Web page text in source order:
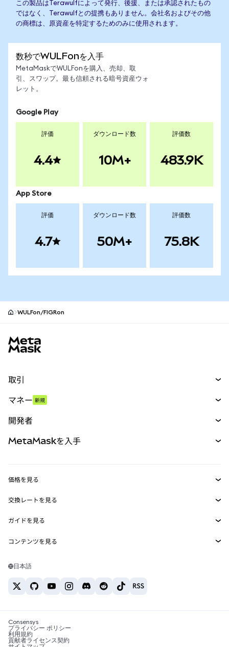
この製品はTerawulfによって発行、後援、または承認されたもの
ではなく、Terawulfとの提携もありません。会社名およびその他
の商標は、原資産を特定するためのみに使用されます。
数秒でWULFonを入手
MetaMaskでWULFonを購入、売却、取
引、スワップ。最も信頼される暗号資産ウォ
レット。
Google Play
評価
4.4
ダウンロード数
10M+
評価数
483.9K
App Store
評価
4.7
ダウンロード数
50M+
評価数
75.8K
WULFon/FIGRon
取引
パーペチュアル
RWA
マネー 新規
開発者
MetaMask Connect
Snaps
Web3サービス
MetaMaskを入手
セキュリティ
サポート
キャリア
お問い合わせ
価格を見る
イーサリアムの価格
Solanaの価格
Tetherの価格
交換レートを見る
ETH→USD
USDT→INR
BTC→INR
ETH→USDT
ガイドを見る
ETHの購入
USDTの購入
SHIBの購入
BNBの購入
コンテンツを見る
Solanaウォレット
税制関連ニュース
暗号資産の購入方法は？
日本語
Consensys
プライバシー ポリシー
利用規約
貢献者ライセンス契約